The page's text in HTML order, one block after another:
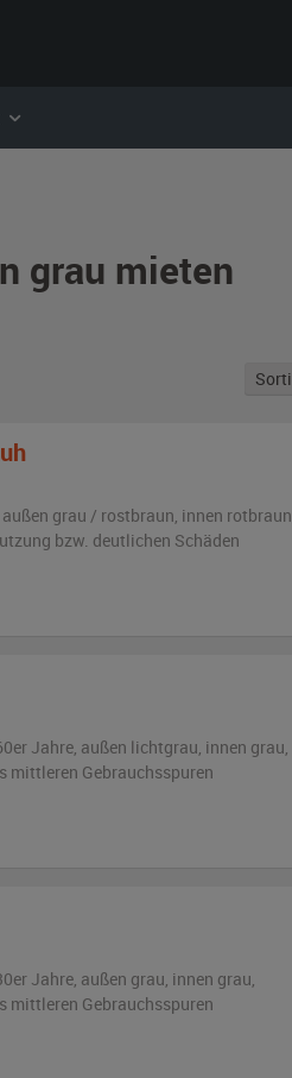
grau mieten
außen grau / rostbraun, innen rotbraun
bzw. deutlichen Schäden
Jahre, außen lichtgrau, innen grau,
mittleren Gebrauchsspuren
Jahre, außen grau, innen grau,
mittleren Gebrauchsspuren